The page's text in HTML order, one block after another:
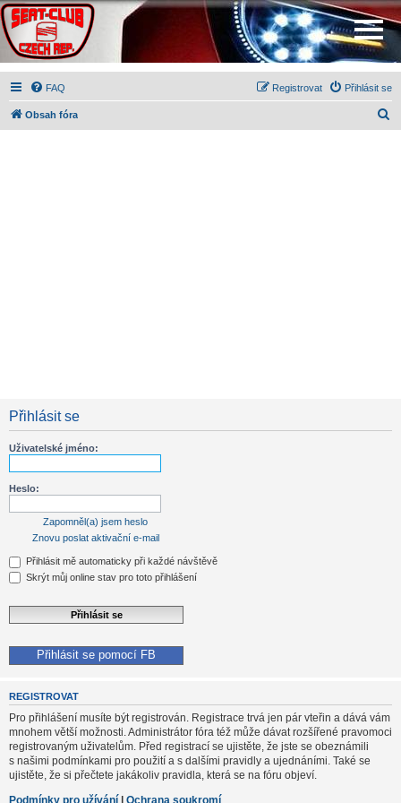
FAQ Přihlásit se
Registrovat
Obsah fóra
Přihlásit se
Uživatelské jméno:
Heslo:
Zapomněl(a) jsem heslo
Znovu poslat aktivační e-mail
Přihlásit mě automaticky při každé návštěvě
Skrýt můj online stav pro toto přihlášení
Přihlásit se pomocí FB
REGISTROVAT
Pro přihlášení musíte být registrován. Registrace trvá jen pár vteřin a dává vám
mnohem větší možnosti. Administrátor fóra též může dávat rozšířené pravomoci
registrovaným uživatelům. Před registrací se ujistěte, že jste se obeznámili
s našimi podmínkami pro použití a s dalšími pravidly a ujednáními. Také se
ujistěte, že si přečtete jakákoliv pravidla, která se na fóru objeví.
Podmínky pro užívání | Ochrana soukromí